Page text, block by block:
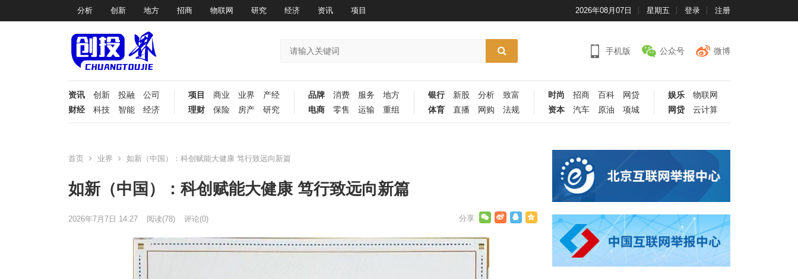
分析 创新 地方 招商 物联网 研究 经济 资讯 项目 2026年08月07日 星期五 登录 注册
手机版 公众号 微博
资讯 创新 投融
公司
财经
科技 智能 经济
项目 商业 业界
产经
理财
保险 房产 研究
品牌 消费 服务
地方
电商
零售 运输 重组
银行 新股 分析
致富
体育
直播 网购 法规
时尚 招商 百科
网贷
资本
汽车 原油 项城
娱乐
物联网
网贷
云计算
首页 业界 如新（中国）：科创赋能大健康 笃行致远向新篇
如新（中国）：科创赋能大健康 笃行致远向新篇
2026年7月7日 14:27 阅读(78) 评论(0)